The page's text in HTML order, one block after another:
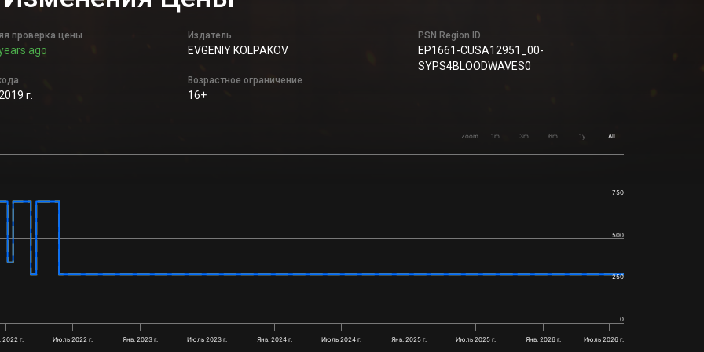
проверка цены
ago
г.
Издатель
EVGENIY KOLPAKOV
Возрастное ограничение
16+
PSN Region ID
EP1661-CUSA12951_00-
SYPS4BLOODWAVES0
Zoom 1m 3m 6m 1y All
2022 г. Июль 2022 г. Янв. 2023 г. Июль 2023 г. Янв. 2024 г. Июль 2024 г. Янв. 2025 г. Июль 2025 г. Янв. 2026 г. Июль 2026 г.
0
250
500
750